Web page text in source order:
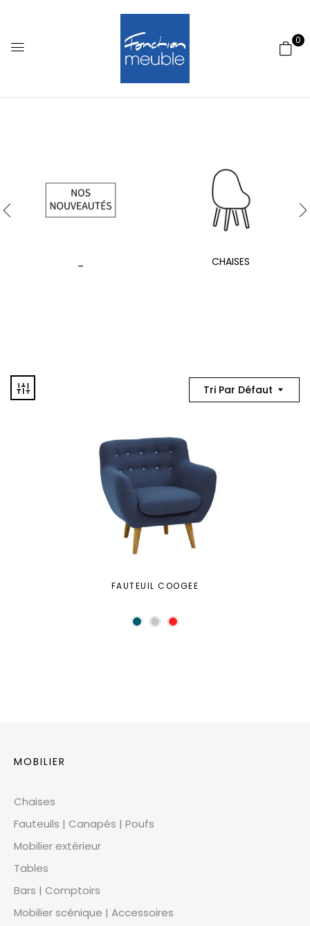
0
CHAISES
Tri Par Défaut
FAUTEUIL COOGEE
MOBILIER
Chaises
Fauteuils | Canapés | Poufs
Mobilier extérieur
Tables
Bars | Comptoirs
Mobilier scénique | Accessoires